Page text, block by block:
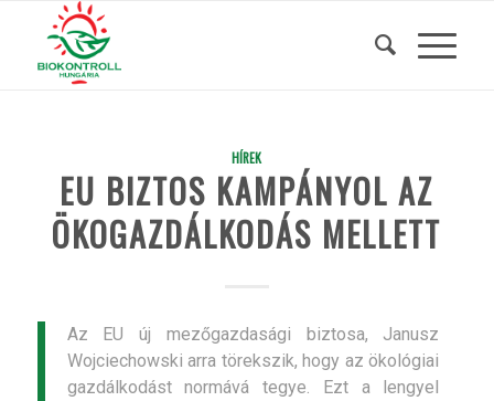
HÍREK
EU BIZTOS KAMPÁNYOL AZ
ÖKOGAZDÁLKODÁS MELLETT
Az EU új mezőgazdasági biztosa, Janusz
Wojciechowski arra törekszik, hogy az ökológiai
gazdálkodást normává tegye. Ezt a lengyel